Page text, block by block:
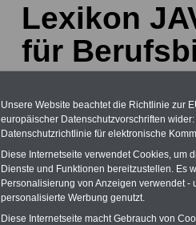
Lexikon
für
Unsere Website beachtet die Richtlinie zur
europäischer Datenschutzvorschriften
Datenschutzrichtlinie für elektronische
Diese Internetseite verwendet Cookies, um
Dienste und Funktionen bereitzustellen. Es
Personalisierung von Anzeigen verwendet
personalisierte Werbung genutzt.
Diese Internetseite macht Gebrauch von